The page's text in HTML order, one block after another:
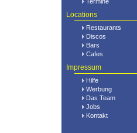
Locations
Restaurants
Discos
Bars
Cafes
Impressum
Hilfe
Werbung
Das Team
Jobs
Kontakt